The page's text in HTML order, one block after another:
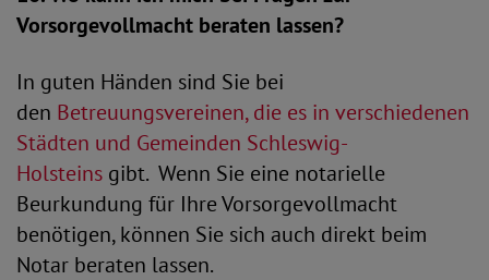
Vorsorgevollmacht beraten lassen?
In guten Händen sind Sie bei
den Betreuungsvereinen, die es in verschiedenen
Städten und Gemeinden Schleswig-
Holsteins gibt. Wenn Sie eine notarielle
Beurkundung für Ihre Vorsorgevollmacht
benötigen, können Sie sich auch direkt beim
Notar beraten lassen.